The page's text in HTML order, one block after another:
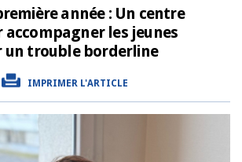
année : Un centre
les jeunes
un trouble borderline
IMPRIMER L'ARTICLE